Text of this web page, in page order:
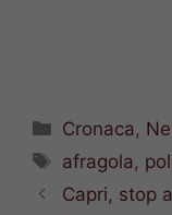
Categorie
Cronaca,
Tag
afragola,
Capri, stop